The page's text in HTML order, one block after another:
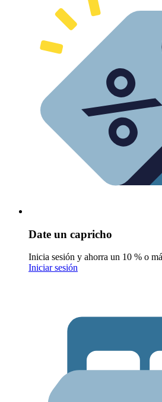
Date un capricho
Inicia sesión y ahorra un 10 % o
Iniciar sesión